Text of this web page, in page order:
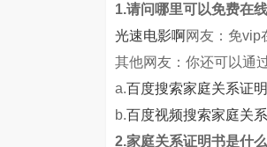
1.请问哪里可以免费在
光速电影啊网友：免vip
其他网友：你还可以通
a.百度搜索家庭关系证
b.百度视频搜索家庭关
2.家庭关系证明书是什